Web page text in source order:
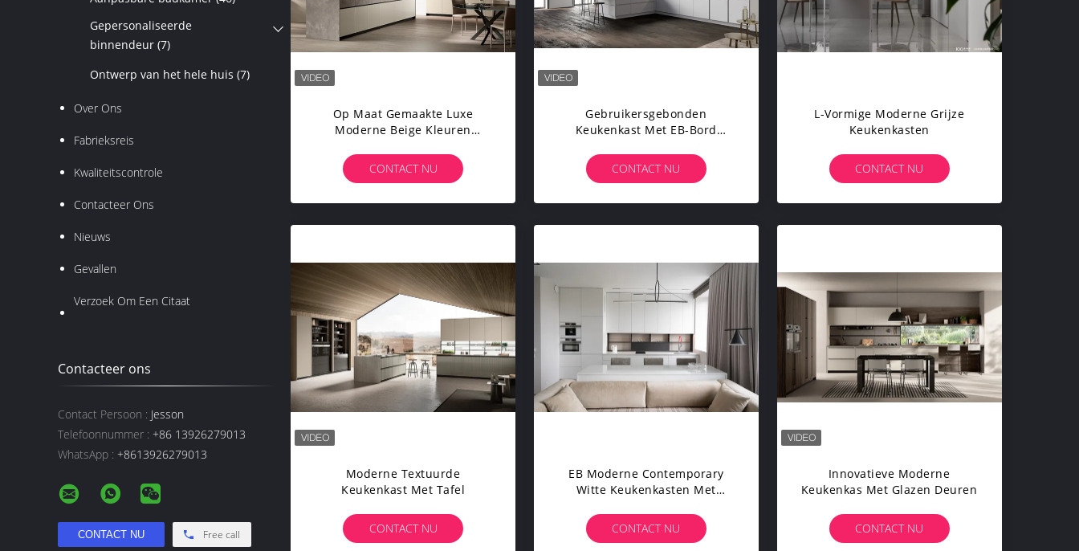
Gepersonaliseerde
binnendeur (7)
Ontwerp van het hele huis (7)
Over Ons
Fabrieksreis
Kwaliteitscontrole
Contacteer Ons
Nieuws
Gevallen
Verzoek Om Een Citaat
Contacteer ons
Contact Persoon : Jesson
Telefoonnummer : +86 13926279013
WhatsApp : +8613926279013
Free call
Op Maat Gemaakte Luxe
Moderne Beige Kleuren
Keukenontwerp
CONTACT NU
Gebruikersgebonden
Keukenkast Met EB-Bord
Eettafel Spice Rack
CONTACT NU
L-Vormige Moderne Grijze
Keukenkasten
CONTACT NU
Moderne Textuurde
Keukenkast Met Tafel
CONTACT NU
EB Moderne Contemporary
Witte Keukenkasten Met
CONTACT NU
Innovatieve Moderne
Keukenkas Met Glazen Deuren
CONTACT NU